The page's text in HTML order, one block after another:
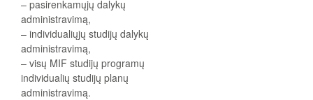
– pasirenkamųjų dalykų
administravimą,
– individualiųjų studijų dalykų
administravimą,
– visų MIF studijų programų
individualių studijų planų
administravimą.